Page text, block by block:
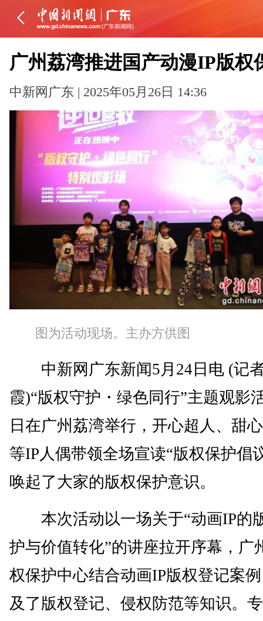
广州荔湾推进国产动漫IP版权
中新网广东 | 2025年05月26日 14:36
图为活动现场。主办方供图
中新网广东新闻5月24日电 (记
霞)“版权守护・绿色同行”主题观影
日在广州荔湾举行，开心超人、甜
等IP人偶带领全场宣读“版权保护倡
唤起了大家的版权保护意识。
本次活动以一场关于“动画IP的
护与价值转化”的讲座拉开序幕，广
权保护中心结合动画IP版权登记案
及了版权登记、侵权防范等知识。